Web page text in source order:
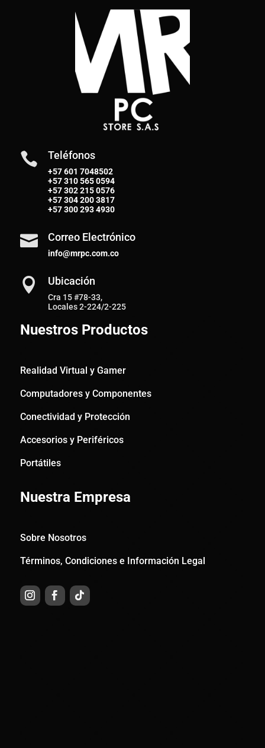
 Teléfonos
+57 601 7048502
+57310 565 0594
+57302 215 0576
+57304 200 3817
+57300 293 4930
 Correo Electrónico
info@mrpc.com.co
 Ubicación
Cra 15 #78-33,
Locales 2-224/2-225
Nuestros Productos
Realidad Virtual y Gamer
Computadores y Componentes
Conectividad y Protección
Accesorios y Periféricos
Portátiles
Nuestra Empresa
Sobre Nosotros
Términos, Condiciones e Información Legal